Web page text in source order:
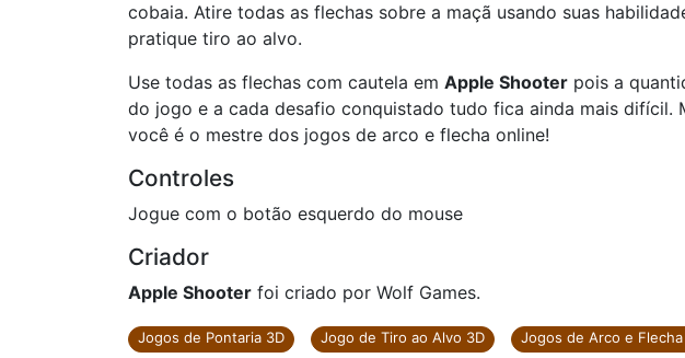
cobaia. Atire todas as flechas sobre a maçã usando suas
pratique tiro ao alvo.
Use todas as flechas com cautela em Apple Shooter pois a
do jogo e a cada desafio conquistado tudo fica ainda mais difícil.
você é o mestre dos jogos de arco e flecha online!
Controles
Jogue com o botão esquerdo do mouse
Criador
Apple Shooter foi criado por Wolf Games.
Jogos de Pontaria 3D Jogo de Tiro ao Alvo 3D
Jogos de Arco e